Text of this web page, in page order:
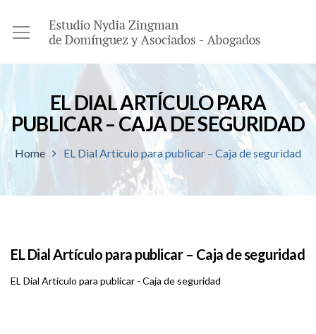
EL DIAL ARTÍCULO PARA
PUBLICAR – CAJA DE SEGURIDAD
Home EL Dial Artículo para publicar – Caja de seguridad
EL Dial Artículo para publicar – Caja de seguridad
EL Dial Artículo para publicar - Caja de seguridad